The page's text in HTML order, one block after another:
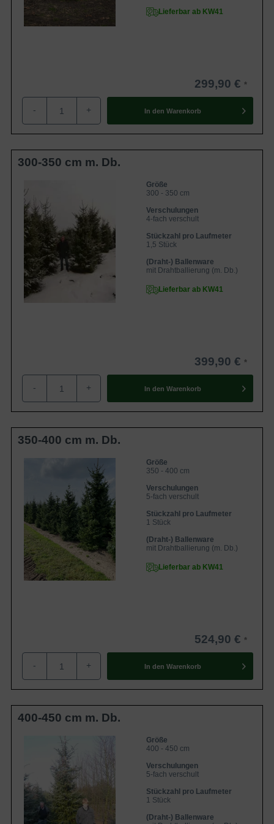
Mit der Anschaffung einer Picea omorikakönnen Sie
nichts falsch machen. Die anspruchslose Pflanze braucht
Für eine ausführliche Beratung bezüglich der Auswahl der
Sorte, stehen wir Ihnen gerne zur Verfügung.
Zur Gesamtauswahl Heckenpflanzen
Lieferbar ab KW41
299,90 €
- + In den Warenkorb
300-350 cm m. Db.
Größe
300 - 350 cm
Verschulungen
4-fach verschult
Stückzahl pro Laufmeter
1,5 Stück
(Draht-) Ballenware
mit Drahtballierung (m. Db.)
Lieferbar ab KW41
399,90 €
- + In den Warenkorb
350-400 cm m. Db.
Größe
350 - 400 cm
Verschulungen
5-fach verschult
Stückzahl pro Laufmeter
1 Stück
(Draht-) Ballenware
mit Drahtballierung (m. Db.)
Lieferbar ab KW41
524,90 €
- + In den Warenkorb
400-450 cm m. Db.
Größe
400 - 450 cm
Verschulungen
5-fach verschult
Stückzahl pro Laufmeter
1 Stück
(Draht-) Ballenware